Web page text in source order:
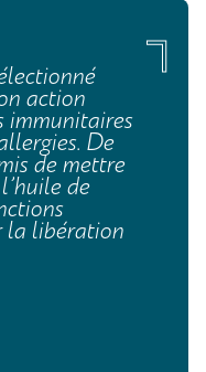
action
immunitaires
De
de mettre
de
la libération